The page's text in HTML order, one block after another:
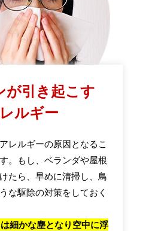
が引き起こす
ルギー
レルギーの原因となるこ
。もし、ベランダや屋根
たら、早めに清掃し、鳥
な駆除の対策をしておく
細かな塵となり空中に浮